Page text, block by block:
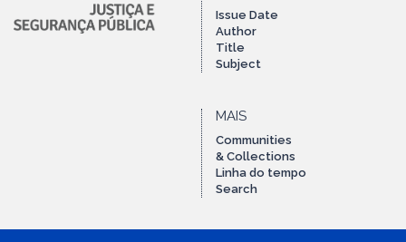
Issue Date
Author
Title
Subject
MAIS
Communities
& Collections
Linha do tempo
Search